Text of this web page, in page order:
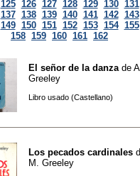
125 126 127 128 129 130 131
137 138 139 140 141 142 143
149 150 151 152 153 154 155
158 159 160 161 162
El señor de la danza de
Greeley
Libro usado (Castellano)
Los pecados cardinales
M. Greeley